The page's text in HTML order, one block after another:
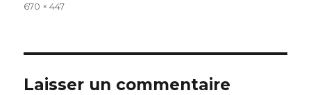
Taille
670 × 447
Laisser un commentaire